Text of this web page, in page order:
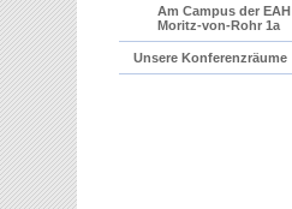
Am Campus der EAH
Moritz-von-Rohr 1a
Unsere Konferenzräume